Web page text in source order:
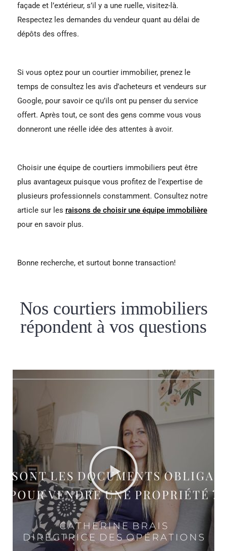
façade et l’extérieur, s’il y a une ruelle, visitez-là.
Respectez les demandes du vendeur quant au délai de
dépôts des offres.
Si vous optez pour un courtier immobilier, prenez le
temps de consultez les avis d’acheteurs et vendeurs sur
Google, pour savoir ce qu’ils ont pu penser du service
offert. Après tout, ce sont des gens comme vous vous
donneront une réelle idée des attentes à avoir.
Choisir une équipe de courtiers immobiliers peut être
plus avantageux puisque vous profitez de l’expertise de
plusieurs professionnels constamment. Consultez notre
article sur les raisons de choisir une équipe immobilière
pour en savoir plus.
Bonne recherche, et surtout bonne transaction!
Nos courtiers immobiliers
répondent à vos questions